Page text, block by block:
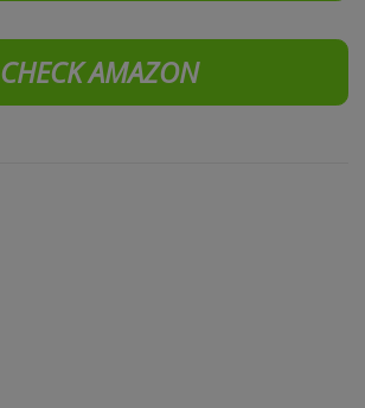
CHECK AMAZON